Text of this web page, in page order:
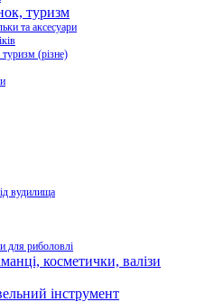
туризм
та аксесуари
(різне)
вудилища
для риболовлі
косметички, валізи
інструмент